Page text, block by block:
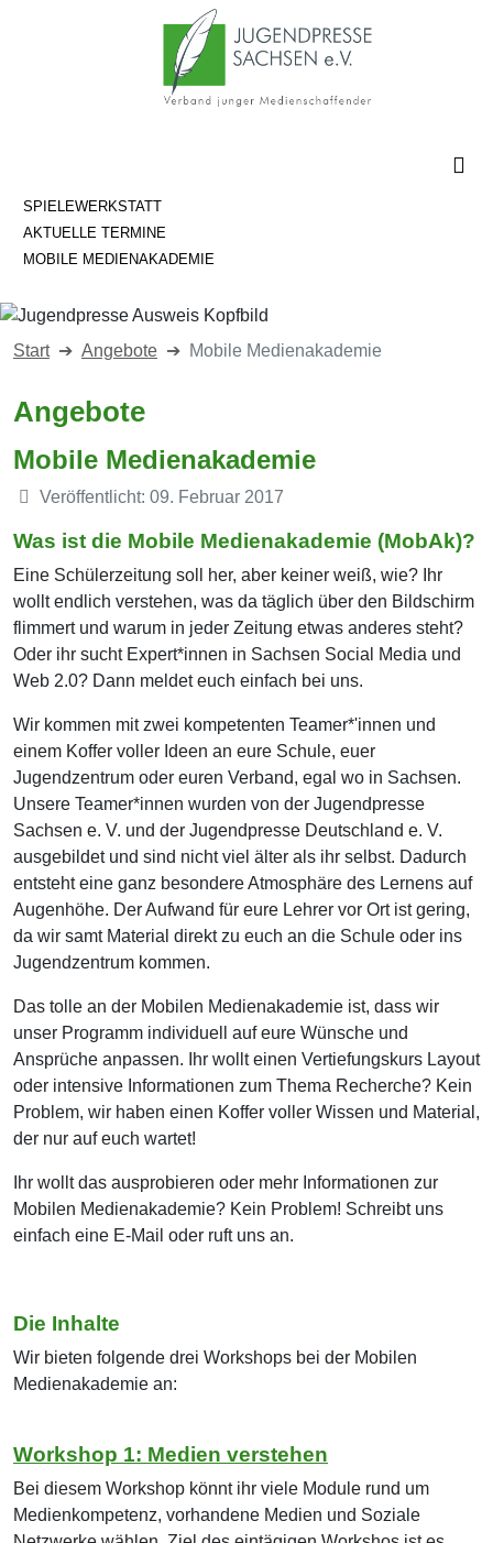
SPIELEWERKSTATT
AKTUELLE TERMINE
MOBILE MEDIENAKADEMIE
Start Angebote Mobile Medienakademie
Angebote
Mobile Medienakademie
Veröffentlicht: 09. Februar 2017
Was ist die Mobile Medienakademie (MobAk)?
Eine Schülerzeitung soll her, aber keiner weiß, wie? Ihr
wollt endlich verstehen, was da täglich über den Bildschirm
flimmert und warum in jeder Zeitung etwas anderes steht?
Oder ihr sucht Expert*innen in Sachsen Social Media und
Web 2.0? Dann meldet euch einfach bei uns.
Wir kommen mit zwei kompetenten Teamer*'innen und
einem Koffer voller Ideen an eure Schule, euer
Jugendzentrum oder euren Verband, egal wo in Sachsen.
Unsere Teamer*innen wurden von der Jugendpresse
Sachsen e. V. und der Jugendpresse Deutschland e. V.
ausgebildet und sind nicht viel älter als ihr selbst. Dadurch
entsteht eine ganz besondere Atmosphäre des Lernens auf
Augenhöhe. Der Aufwand für eure Lehrer vor Ort ist gering,
da wir samt Material direkt zu euch an die Schule oder ins
Jugendzentrum kommen.
Das tolle an der Mobilen Medienakademie ist, dass wir
unser Programm individuell auf eure Wünsche und
Ansprüche anpassen. Ihr wollt einen Vertiefungskurs Layout
oder intensive Informationen zum Thema Recherche? Kein
Problem, wir haben einen Koffer voller Wissen und Material,
der nur auf euch wartet!
Ihr wollt das ausprobieren oder mehr Informationen zur
Mobilen Medienakademie? Kein Problem! Schreibt uns
einfach eine E-Mail oder ruft uns an.
Die Inhalte
Wir bieten folgende drei Workshops bei der Mobilen
Medienakademie an:
Workshop 1: Medien verstehen
Bei diesem Workshop könnt ihr viele Module rund um
Medienkompetenz, vorhandene Medien und Soziale